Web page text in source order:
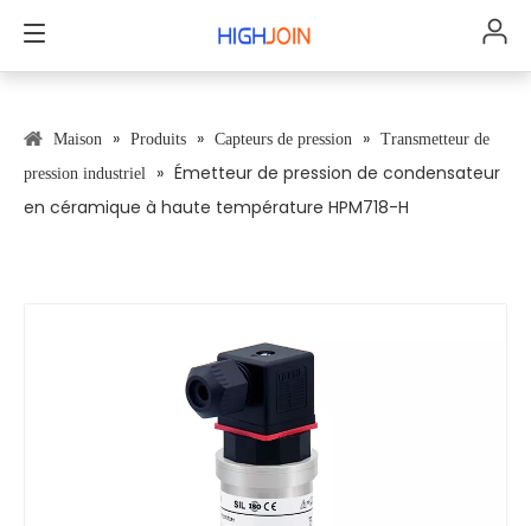
Maison » Produits » Capteurs de pression » Transmetteur de
pression industriel
» Émetteur de pression de condensateur
en céramique à haute température HPM718-H